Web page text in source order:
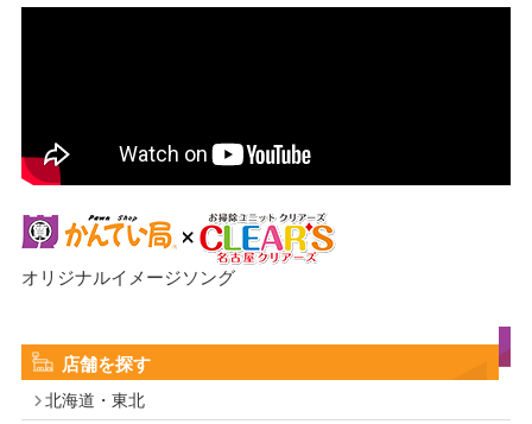
オリジナルイメージソング
店舗を探す
北海道・東北